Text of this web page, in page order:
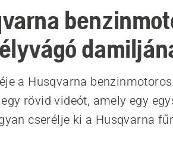
a Husqvarna
rövid videót, amely egy
cserélje ki a Husqvarna